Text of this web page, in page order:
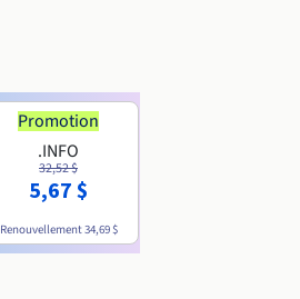
Promotion
.INFO
32,52 $
5,67 $
Renouvellement34,69 $